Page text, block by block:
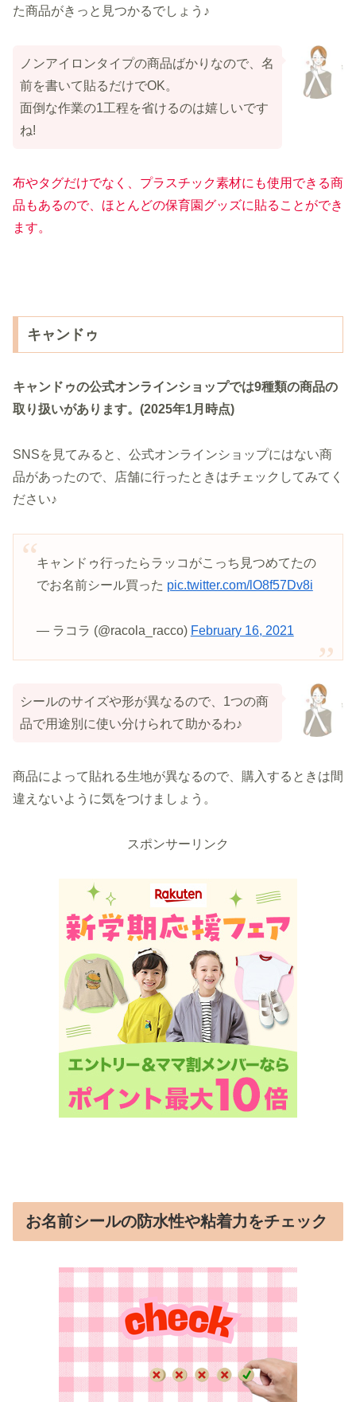
た商品がきっと見つかるでしょう♪
ノンアイロンタイプの商品ばかりなので、名
前を書いて貼るだけでOK。
面倒な作業の1工程を省けるのは嬉しいです
ね!
布やタグだけでなく、プラスチック素材にも使用できる商
品もあるので、ほとんどの保育園グッズに貼ることができ
ます。
キャンドゥ
キャンドゥの公式オンラインショップでは9種類の商品の
取り扱いがあります。(2025年1月時点)
SNSを見てみると、公式オンラインショップにはない商
品があったので、店舗に行ったときはチェックしてみてく
ださい♪
キャンドゥ行ったらラッコがこっち見つめてたの
でお名前シール買った pic.twitter.com/lO8f57Dv8i
— ラコラ (@racola_racco) February 16, 2021
シールのサイズや形が異なるので、1つの商
品で用途別に使い分けられて助かるわ♪
商品によって貼れる生地が異なるので、購入するときは間
違えないように気をつけましょう。
スポンサーリンク
お名前シールの防水性や粘着力をチェック